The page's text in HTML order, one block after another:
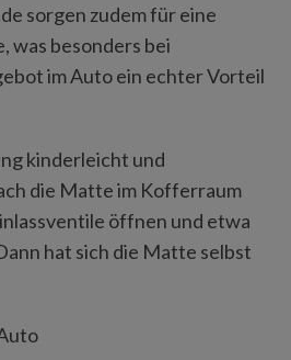
sorgen zudem für eine
was besonders bei
im Auto ein echter Vorteil
kinderleicht und
die Matte im Kofferraum
öffnen und etwa
hat sich die Matte selbst